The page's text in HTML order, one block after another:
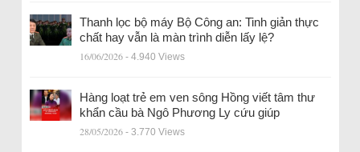
Thanh lọc bộ máy Bộ Công an: Tinh giản thực
chất hay vẫn là màn trình diễn lấy lệ?
16/06/2026 - 4.940 Views
Hàng loạt trẻ em ven sông Hồng viết tâm thư
khẩn cầu bà Ngô Phương Ly cứu giúp
28/05/2026 - 3.770 Views